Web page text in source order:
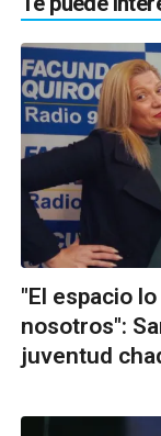
"El espacio
nosotros":
juventud